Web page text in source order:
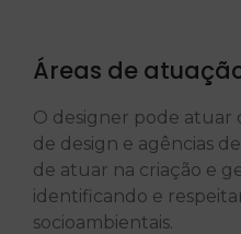
Áreas de
O designer pode atuar
de design e agências
de atuar na criação e
identificando e
socioambientais.